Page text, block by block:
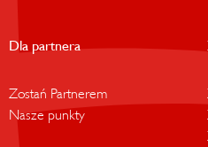
Dla partnera
Zostań Partnerem
Nasze punkty